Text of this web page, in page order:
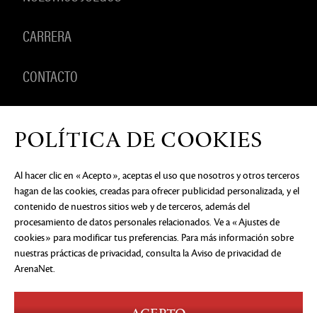
CARRERA
CONTACTO
AVISO DE PRIVACIDAD DOCUMENTOS LEGALES
NO
VENDER NI COMPARTIR MI INFORMACIÓN
PERSONAL
PREFERENCIAS DE COOKIES
©2026 ArenaNet, LLC. Reservados todos los
derechos. Todas las marcas comerciales son
propiedad de sus respectivos dueños.
Blood and Gore
POLÍTICA DE COOKIES
Al hacer clic en «Acepto», aceptas el uso que nosotros y otros terceros
hagan de las cookies, creadas para ofrecer publicidad personalizada, y el
contenido de nuestros sitios web y de terceros, además del
procesamiento de datos personales relacionados. Ve a «Ajustes de
cookies» para modificar tus preferencias. Para más información sobre
nuestras prácticas de privacidad, consulta la Aviso de privacidad de
ArenaNet.